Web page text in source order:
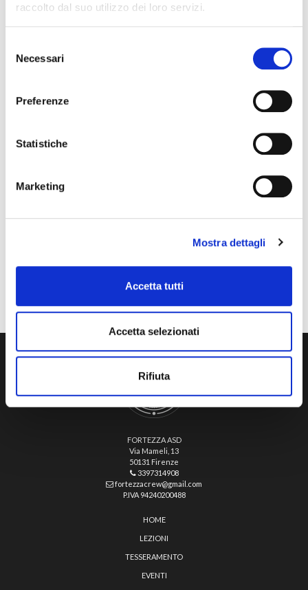
raccolto dal suo utilizzo dei loro servizi.
delNecessari
Preferenze
Statistiche
Marketing
Mostra dettagli
Accetta tutti
Accetta selezionati
Rifiuta
FORTEZZA ASD
Via Mameli, 13
50131 Firenze
3397314908
fortezzacrew@gmail.com
P.IVA 94240200488
HOME
LEZIONI
TESSERAMENTO
EVENTI